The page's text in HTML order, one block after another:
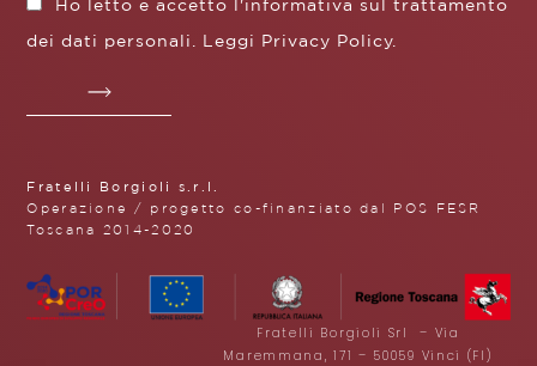
Ho letto e accetto l'informativa sul trattamento
dei dati personali. Leggi Privacy Policy.
Fratelli Borgioli s.r.l.
Operazione / progetto co-finanziato dal POS FESR
Toscana 2014-2020
Fratelli Borgioli Srl – Via
Maremmana, 171 – 50059 Vinci (FI)